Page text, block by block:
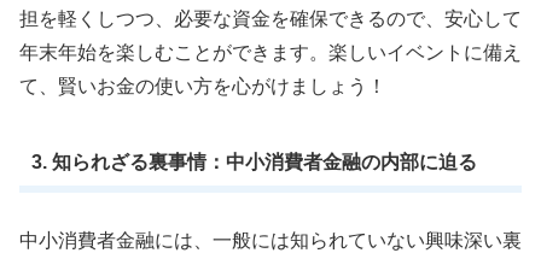
担を軽くしつつ、必要な資金を確保できるので、安心して
年末年始を楽しむことができます。楽しいイベントに備え
て、賢いお金の使い方を心がけましょう！
3. 知られざる裏事情：中小消費者金融の内部に迫る
中小消費者金融には、一般には知られていない興味深い裏